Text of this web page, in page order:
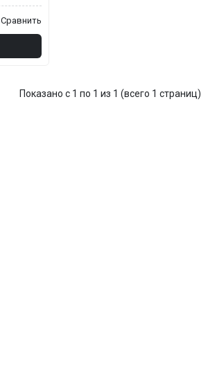
Сравнить
Показано с 1 по 1 из 1 (всего 1 страниц)